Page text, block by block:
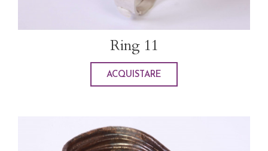
Ring 11
ACQUISTARE